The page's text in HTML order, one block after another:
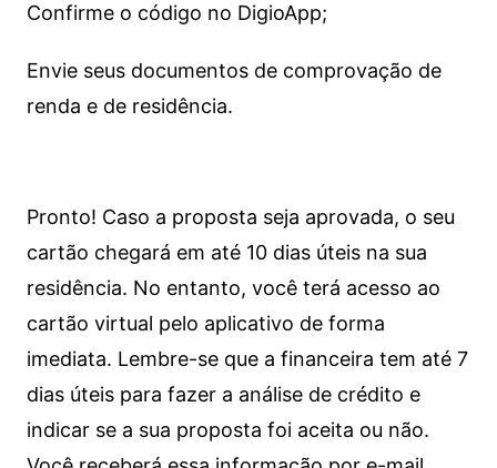
Confirme o código no DigioApp;
Envie seus documentos de comprovação de
renda e de residência.
Pronto! Caso a proposta seja aprovada, o seu
cartão chegará em até 10 dias úteis na sua
residência. No entanto, você terá acesso ao
cartão virtual pelo aplicativo de forma
imediata. Lembre-se que a financeira tem até 7
dias úteis para fazer a análise de crédito e
indicar se a sua proposta foi aceita ou não.